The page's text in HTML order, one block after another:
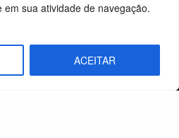
sua atividade de navegação.
ACEITAR